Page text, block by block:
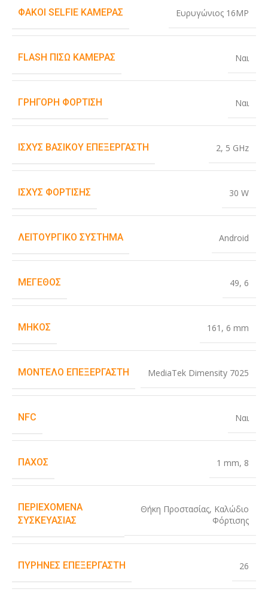
ΦΑΚΟΊ SELFIE ΚΆΜΕΡΑΣ Ευρυγώνιος 16MP
FLASH ΠΊΣΩ ΚΆΜΕΡΑΣ Ναι
ΓΡΉΓΟΡΗ ΦΌΡΤΙΣΗ Ναι
ΙΣΧΎΣ ΒΑΣΙΚΟΎ ΕΠΕΞΕΡΓΑΣΤΉ 2, 5 GHz
ΙΣΧΎΣ ΦΌΡΤΙΣΗΣ 30 W
ΛΕΙΤΟΥΡΓΙΚΌ ΣΎΣΤΗΜΑ Android
ΜΈΓΕΘΟΣ 49, 6
ΜΉΚΟΣ 161 , 6 mm
ΜΟΝΤΈΛΟ ΕΠΕΞΕΡΓΑΣΤΉ MediaTek Dimensity 7025
NFC Ναι
ΠΆΧΟΣ 1 mm, 8
ΠΕΡΙΕΧΌΜΕΝΑ
ΣΥΣΚΕΥΑΣΊΑΣ
Θήκη Προστασίας, Καλώδιο
Φόρτισης
ΠΥΡΉΝΕΣ ΕΠΕΞΕΡΓΑΣΤΉ 26